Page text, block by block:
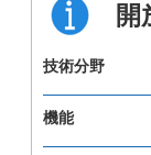
開
技術分野
機能